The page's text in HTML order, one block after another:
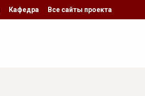
Кафедра Все сайты проекта